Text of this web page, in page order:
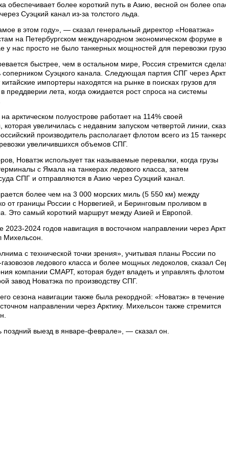
обеспечивает более короткий путь в Азию, весной он более
Суэцкий канал из-за толстого льда.
в этом году», — сказал генеральный директор «Новатэка»
на Петербургском международном экономическом форуме в
у нас просто не было танкерных мощностей для перевозки
быстрее, чем в остальном мире, Россия стремится
Суэцкого канала. Следующая партия СПГ через
импортеры находятся на рынке в поисках грузов для
преддверии лета, когда ожидается рост спроса на системы
арктическом полуострове работает на 114% своей
увеличилась с недавним запуском четвертой линии,
производитель располагает флотом всего из 15
увеличившихся объемов СПГ.
Новатэк использует так называемые перевалки, когда грузы
с Ямала на танкерах ледового класса, затем
СПГ и отправляются в Азию через Суэцкий канал.
более чем на 3 000 морских миль (5 550 км) между
от границы России с Норвегией, и Беринговым проливом в
Это самый короткий маршрут между Азией и Европой.
2023-2024 годов навигация в восточном направлении через
Михельсон.
с технической точки зрения», учитывая планы России по
ледового класса и более мощных ледоколов, сказал
компании СМАРТ, которая будет владеть и управлять флотом
завод Новатэка по производству СПГ.
сезона навигации также была рекордной: «Новатэк» в течение
направлении через Арктику. Михельсон также стремится
выезд в январе-феврале», — сказал он.